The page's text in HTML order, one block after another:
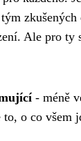
Ale pro ty
- méně
o co všem